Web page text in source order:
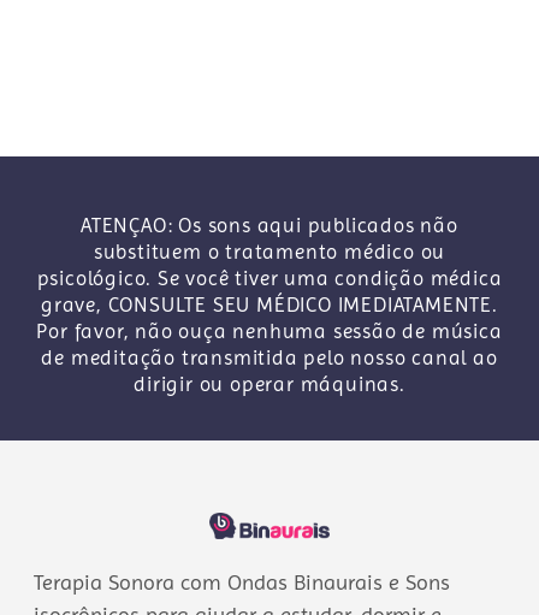
ATENÇAO: Os sons aqui publicados não
substituem o tratamento médico ou
psicológico. Se você tiver uma condição médica
grave, CONSULTE SEU MÉDICO IMEDIATAMENTE.
Por favor, não ouça nenhuma sessão de música
de meditação transmitida pelo nosso canal ao
dirigir ou operar máquinas.
Terapia Sonora com Ondas Binaurais e Sons